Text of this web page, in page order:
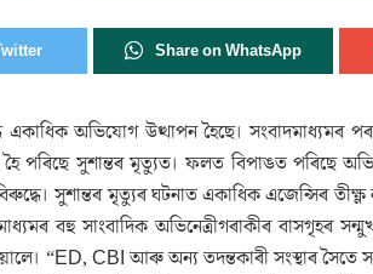
Share on WhatsApp
অভিযোগ উত্থাপন হৈছে। সংবাদমাধ্যমৰ পৰা
পৰিছে সুশান্তৰ মৃত্যুত। ফলত বিপাঙত পৰিছে
সুশান্তৰ মৃত্যুৰ ঘটনাত একাধিক এজেন্সিৰ
বহু সাংবাদিক অভিনেত্ৰীগৰাকীৰ বাসগৃহৰ
“ED, CBI আৰু অন্য তদন্তকাৰী সংস্থাৰ